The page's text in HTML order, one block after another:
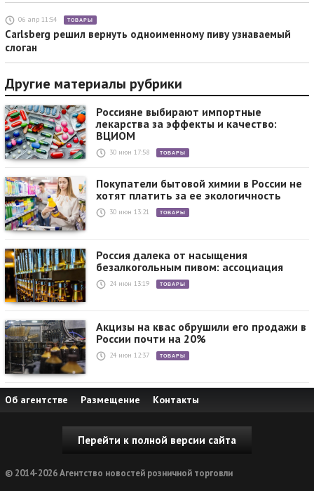
06 апр 11:54 ТОВАРЫ
Carlsberg решил вернуть одноименному пиву узнаваемый
слоган
Другие материалы рубрики
Россияне выбирают импортные
лекарства за эффекты и качество:
ВЦИОМ
30 июн 17:58 ТОВАРЫ
Покупатели бытовой химии в России не
хотят платить за ее экологичность
30 июн 13:21 ТОВАРЫ
Россия далека от насыщения
безалкогольным пивом: ассоциация
24 июн 13:19 ТОВАРЫ
Акцизы на квас обрушили его продажи в
России почти на 20%
24 июн 12:37 ТОВАРЫ
Об агентстве Размещение Контакты
Перейти к полной версии сайта
© 2014-2026 Агентство новостей розничной торговли